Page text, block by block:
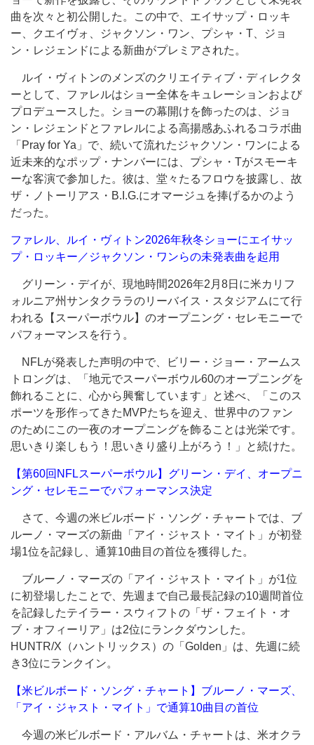
曲を次々と初公開した。この中で、エイサップ・ロッキ
ー、クエイヴォ、ジャクソン・ワン、プシャ・T、ジョ
ン・レジェンドによる新曲がプレミアされた。
ルイ・ヴィトンのメンズのクリエイティブ・ディレクタ
ーとして、ファレルはショー全体をキュレーションおよび
プロデュースした。ショーの幕開けを飾ったのは、ジョ
ン・レジェンドとファレルによる高揚感あふれるコラボ曲
「Pray for Ya」で、続いて流れたジャクソン・ワンによる
近未来的なポップ・ナンバーには、プシャ・Tがスモーキ
ーな客演で参加した。彼は、堂々たるフロウを披露し、故
ザ・ノトーリアス・B.I.G.にオマージュを捧げるかのよう
だった。
ファレル、ルイ・ヴィトン2026年秋冬ショーにエイサッ
プ・ロッキー／ジャクソン・ワンらの未発表曲を起用
グリーン・デイが、現地時間2026年2月8日に米カリフ
ォルニア州サンタクララのリーバイス・スタジアムにて行
われる【スーパーボウル】のオープニング・セレモニーで
パフォーマンスを行う。
NFLが発表した声明の中で、ビリー・ジョー・アームス
トロングは、「地元でスーパーボウル60のオープニングを
飾れることに、心から興奮しています」と述べ、「このス
ポーツを形作ってきたMVPたちを迎え、世界中のファン
のためにこの一夜のオープニングを飾ることは光栄です。
思いきり楽しもう！思いきり盛り上がろう！」と続けた。
【第60回NFLスーパーボウル】グリーン・デイ、オープニ
ング・セレモニーでパフォーマンス決定
さて、今週の米ビルボード・ソング・チャートでは、ブ
ルーノ・マーズの新曲「アイ・ジャスト・マイト」が初登
場1位を記録し、通算10曲目の首位を獲得した。
ブルーノ・マーズの「アイ・ジャスト・マイト」が1位
に初登場したことで、先週まで自己最長記録の10週間首位
を記録したテイラー・スウィフトの「ザ・フェイト・オ
ブ・オフィーリア」は2位にランクダウンした。
HUNTR/X（ハントリックス）の「Golden」は、先週に続
き3位にランクイン。
【米ビルボード・ソング・チャート】ブルーノ・マーズ、
「アイ・ジャスト・マイト」で通算10曲目の首位
今週の米ビルボード・アルバム・チャートは、米オクラ